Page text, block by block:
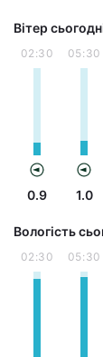
Вітер
02:30
0.9
05:30
1.0
Вологість
02:30 05:30